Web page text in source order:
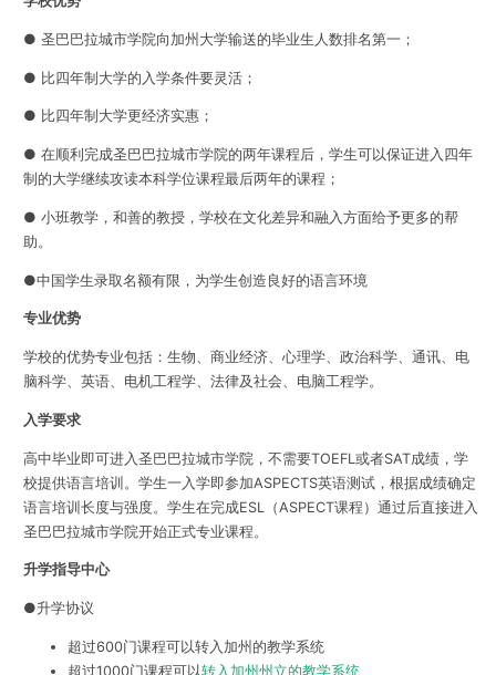
● 圣巴巴拉城市学院向加州大学输送的毕业生人数排名第一；
● 比四年制大学的入学条件要灵活；
● 比四年制大学更经济实惠；
● 在顺利完成圣巴巴拉城市学院的两年课程后，学生可以保证进入四年
制的大学继续攻读本科学位课程最后两年的课程；
● 小班教学，和善的教授，学校在文化差异和融入方面给予更多的帮
助。
●中国学生录取名额有限，为学生创造良好的语言环境
专业优势
学校的优势专业包括：生物、商业经济、心理学、政治科学、通讯、电
脑科学、英语、电机工程学、法律及社会、电脑工程学。
入学要求
高中毕业即可进入圣巴巴拉城市学院，不需要TOEFL或者SAT成绩，学
校提供语言培训。学生一入学即参加ASPECTS英语测试，根据成绩确定
语言培训长度与强度。学生在完成ESL（ASPECT课程）通过后直接进入
圣巴巴拉城市学院开始正式专业课程。
升学指导中心
●升学协议
超过600门课程可以转入加州的教学系统
超过1000门课程可以转入加州州立的教学系统